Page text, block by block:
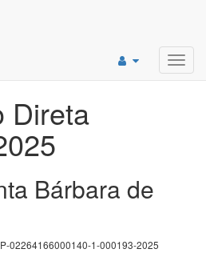
Direta
Bárbara de
02264166000140-1-000193-2025